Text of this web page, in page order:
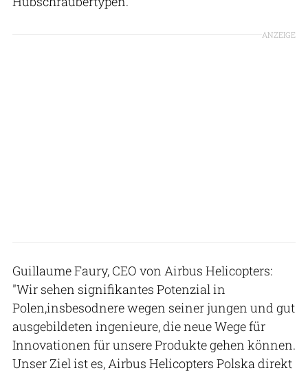
ANZEIGE
Guillaume Faury, CEO von Airbus Helicopters:
"Wir sehen signifikantes Potenzial in
Polen,insbesodnere wegen seiner jungen und gut
ausgebildeten ingenieure, die neue Wege für
Innovationen für unsere Produkte gehen können.
Unser Ziel ist es, Airbus Helicopters Polska direkt